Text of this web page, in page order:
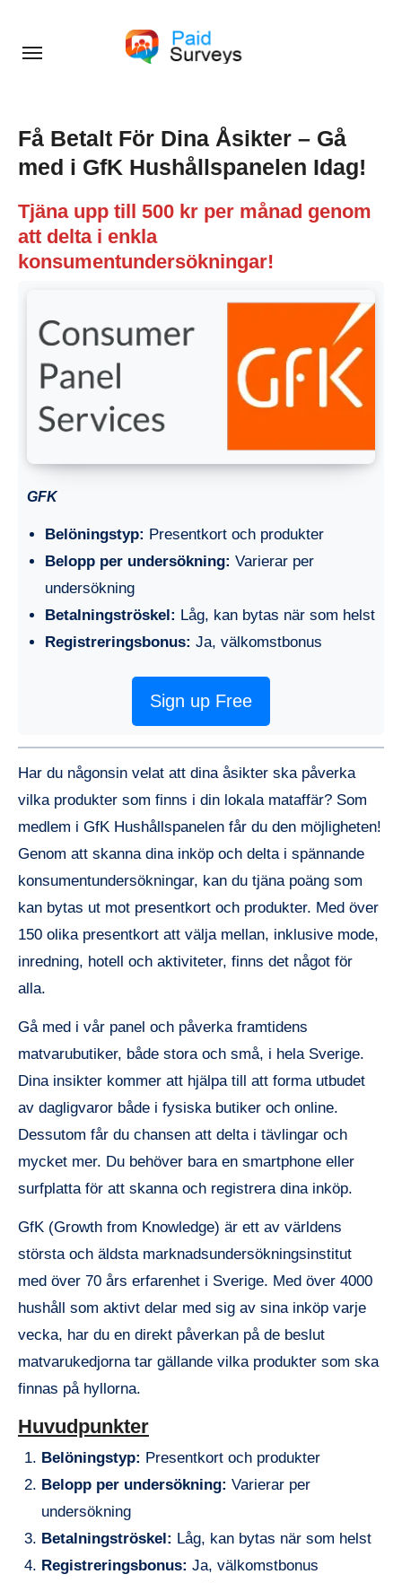
content
Få Betalt För Dina Åsikter – Gå
med i GfK Hushållspanelen Idag!
Tjäna upp till 500 kr per månad genom
att delta i enkla
konsumentundersökningar!
GFK
Belöningstyp: Presentkort och produkter
Belopp per undersökning: Varierar per
undersökning
Betalningströskel: Låg, kan bytas när som helst
Registreringsbonus: Ja, välkomstbonus
Sign up Free
Har du någonsin velat att dina åsikter ska påverka
vilka produkter som finns i din lokala mataffär? Som
medlem i GfK Hushållspanelen får du den möjligheten!
Genom att skanna dina inköp och delta i spännande
konsumentundersökningar, kan du tjäna poäng som
kan bytas ut mot presentkort och produkter. Med över
150 olika presentkort att välja mellan, inklusive mode,
inredning, hotell och aktiviteter, finns det något för
alla.
Gå med i vår panel och påverka framtidens
matvarubutiker, både stora och små, i hela Sverige.
Dina insikter kommer att hjälpa till att forma utbudet
av dagligvaror både i fysiska butiker och online.
Dessutom får du chansen att delta i tävlingar och
mycket mer. Du behöver bara en smartphone eller
surfplatta för att skanna och registrera dina inköp.
GfK (Growth from Knowledge) är ett av världens
största och äldsta marknadsundersökningsinstitut
med över 70 års erfarenhet i Sverige. Med över 4000
hushåll som aktivt delar med sig av sina inköp varje
vecka, har du en direkt påverkan på de beslut
matvarukedjorna tar gällande vilka produkter som ska
finnas på hyllorna.
Huvudpunkter
Belöningstyp: Presentkort och produkter
Belopp per undersökning: Varierar per
undersökning
Betalningströskel: Låg, kan bytas när som helst
Registreringsbonus: Ja, välkomstbonus